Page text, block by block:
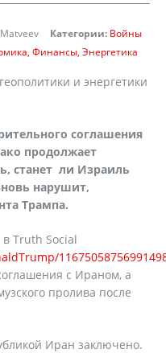
Категории: Войны
Финансы Энергетика
и энергетики
соглашения
продолжает
станет ли Израиль
нарушит,
Трампа.
Truth Social
с Ираном, а
пролива после
Иран заключено.